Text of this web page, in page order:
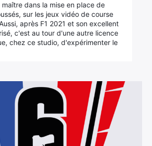
maître dans la mise en place de
sur les jeux vidéo de course
après F1 2021 et son excellent
c'est au tour d'une autre licence
chez ce studio, d'expérimenter le